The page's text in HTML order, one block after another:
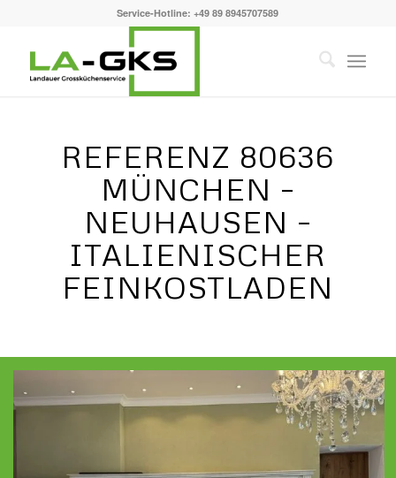
Service-Hotline:+49 89 8945707589
REFERENZ 80636
MÜNCHEN –
NEUHAUSEN –
ITALIENISCHER
FEINKOSTLADEN